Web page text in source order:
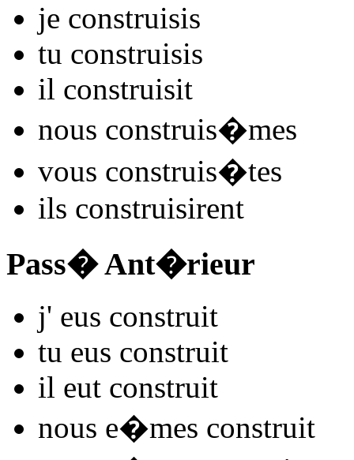
je construisis
tu construisis
il construisit
nous construis�mes
vous construis�tes
ils construisirent
Pass� Ant�rieur
j' eus construit
tu eus construit
il eut construit
nous e�mes construit